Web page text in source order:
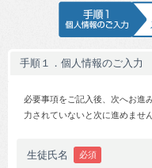
手順１．個人情報のご入力
必要事項をご記入後、次へお進
力されていないと次に進めませ
生徒氏名 必須